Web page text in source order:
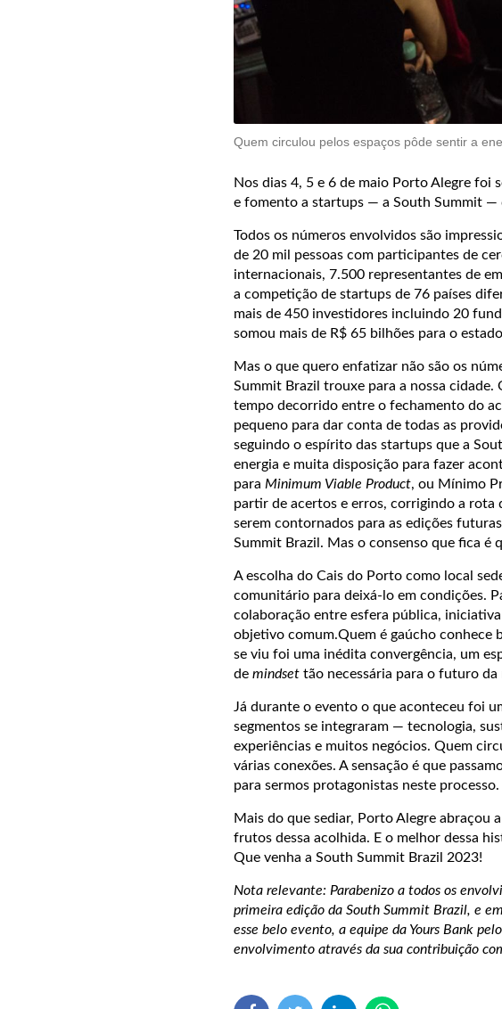
Quem circulou pelos espaços pôde sentir a
Nos dias 4, 5 e 6 de maio Porto Alegre foi
e fomento a startups — a South Summit —
Todos os números envolvidos são
de 20 mil pessoas com participantes de
internacionais, 7.500 representantes de
a competição de startups de 76 países
mais de 450 investidores incluindo 20
somou mais de R$ 65 bilhões para o
Mas o que quero enfatizar não são os
Summit Brazil trouxe para a nossa cidade.
tempo decorrido entre o fechamento do
pequeno para dar conta de todas as
seguindo o espírito das startups que a
energia e muita disposição para fazer
para Minimum Viable Product, ou Mínimo
partir de acertos e erros, corrigindo a rota
serem contornados para as edições
Summit Brazil. Mas o consenso que fica é
A escolha do Cais do Porto como local
comunitário para deixá-lo em condições.
colaboração entre esfera pública,
objetivo comum.Quem é gaúcho conhece
se viu foi uma inédita convergência, um
de mindset tão necessária para o futuro da
Já durante o evento o que aconteceu foi
segmentos se integraram — tecnologia,
experiências e muitos negócios. Quem
várias conexões. A sensação é que
para sermos protagonistas neste processo.
Mais do que sediar, Porto Alegre abraçou
frutos dessa acolhida. E o melhor dessa
Que venha a South Summit Brazil 2023!
Nota relevante: Parabenizo a todos os
primeira edição da South Summit Brazil, e
esse belo evento, a equipe da Yours Bank
envolvimento através da sua contribuição